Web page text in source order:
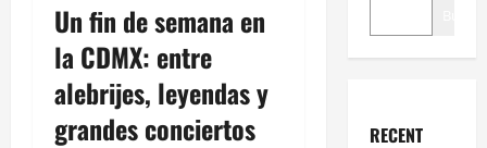
Un fin de semana en
la CDMX: entre
alebrijes, leyendas y
grandes conciertos
RECENT